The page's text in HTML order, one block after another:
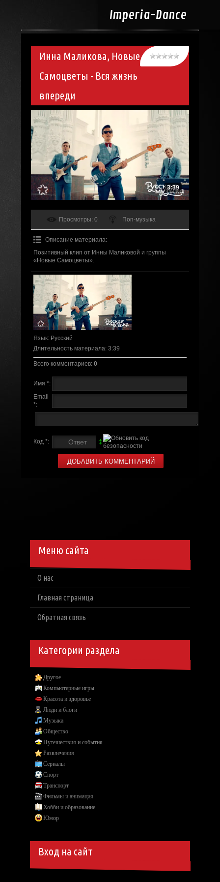
Imperia-Dance
Инна Маликова, Новые
Самоцветы - Вся жизнь
впереди
3:39
Просмотры: 0 Поп-музыка
Описание материала:
Позитивный клип от Инны Маликовой и группы
«Новые Самоцветы».
Язык: Русский
Длительность материала: 3:39
Всего комментариев: 0
Имя *:
Email
*:
Код *:
Меню сайта
О нас
Главная страница
Обратная связь
Категории раздела
Другое
Компьютерные игры
Красота и здоровье
Люди и блоги
Музыка
Общество
Путешествия и события
Развлечения
Сериалы
Спорт
Транспорт
Фильмы и анимация
Хобби и образование
Юмор
Вход на сайт